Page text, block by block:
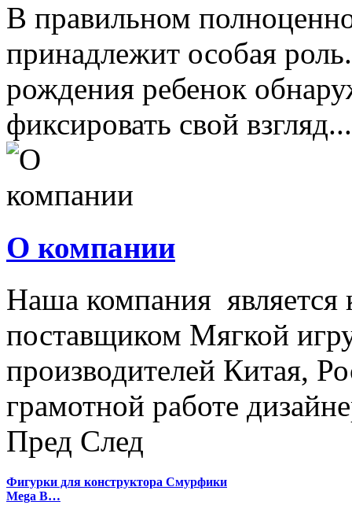
В правильном
принадлежит особая
рождения ребенок
фиксировать свой взгляд...
О компании
Наша компания
поставщиком Мягкой
производителей Китая,
грамотной работе
Пред След
Фигурки для конструктора Смурфики
Mega B…